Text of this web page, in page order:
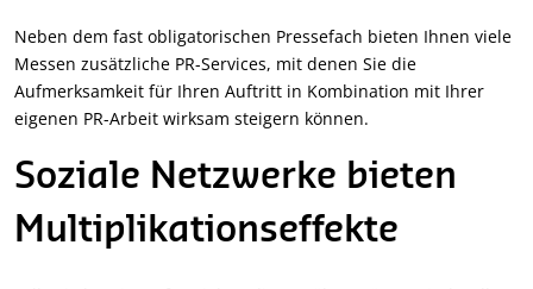
Neben dem fast obligatorischen Pressefach bieten Ihnen viele
Messen zusätzliche PR-Services, mit denen Sie die
Aufmerksamkeit für Ihren Auftritt in Kombination mit Ihrer
eigenen PR-Arbeit wirksam steigern können.
Soziale Netzwerke bieten
Multiplikationseffekte